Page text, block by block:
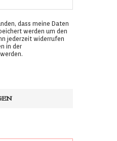
dass meine Daten
werden um den
jederzeit widerrufen
in der